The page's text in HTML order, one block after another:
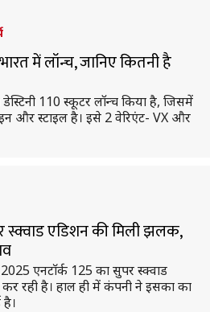
में लॉन्च, जानिए कितनी है
डेस्टिनी 110 स्कूटर लॉन्च किया है, जिसमें
और स्टाइल है। इसे 2 वेरिएंट- VX और
स्क्वाड एडिशन की मिली झलक,
एनटाॅर्क 125 का सुपर स्क्वाड
रही है। हाल ही में कंपनी ने इसका का